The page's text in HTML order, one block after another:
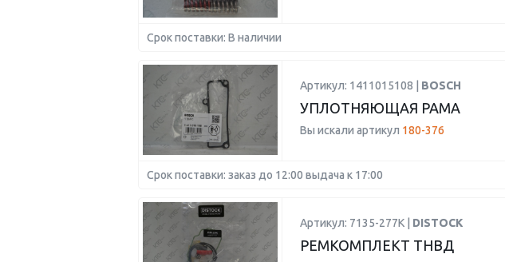
Срок поставки: В наличии
Артикул: 1411015108 | BOSCH
УПЛОТНЯЮЩАЯ РАМА
Вы искали артикул 180-376
Срок поставки: заказ до 12:00 выдача к 17:00
Артикул: 7135-277K | DISTOCK
РЕМКОМПЛЕКТ ТНВД